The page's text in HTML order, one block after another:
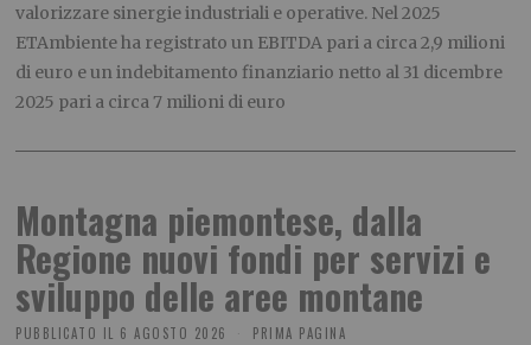
valorizzare sinergie industriali e operative. Nel 2025
ETAmbiente ha registrato un EBITDA pari a circa 2,9 milioni
di euro e un indebitamento finanziario netto al 31 dicembre
2025 pari a circa 7 milioni di euro
Montagna piemontese, dalla
Regione nuovi fondi per servizi e
sviluppo delle aree montane
PUBBLICATO IL 6 AGOSTO 2026 PRIMA PAGINA